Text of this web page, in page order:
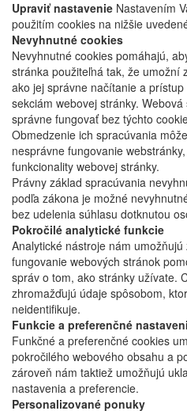
Upraviť nastavenie Nastavením
použitím cookies na nižšie
Nevyhnutné cookies
Nevyhnutné cookies pomáhajú,
stránka použiteľná tak, že umožní
ako jej správne načítanie a
sekciám webovej stránky.
správne fungovať bez týchto
Obmedzenie ich spracúvania
nesprávne fungovanie
funkcionality webovej stránky.
Právny základ spracúvania
podľa zákona je možné
bez udelenia súhlasu dotknutou
Pokročilé analytické funkcie
Analytické nástroje nám umožňujú
fungovanie webových stránok
správ o tom, ako stránky užívate.
zhromažďujú údaje spôsobom,
neidentifikuje.
Funkcie a preferenčné
Funkčné a preferenčné cookies
pokročilého webového obsahu a
zároveň nám taktiež umožňujú
nastavenia a preferencie.
Personalizované ponuky